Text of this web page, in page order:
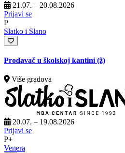
21.07. – 20.08.2026
Prijavi se
P
Slatko i Slano
Prodavač u školskoj kantini (ž)
Više gradova
20.07. – 19.08.2026
Prijavi se
P+
Venera